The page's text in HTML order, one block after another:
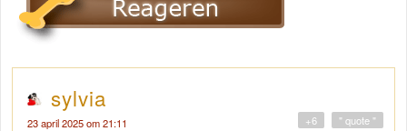
sylvia
23 april 2025 om 21:11 " quote "
+6